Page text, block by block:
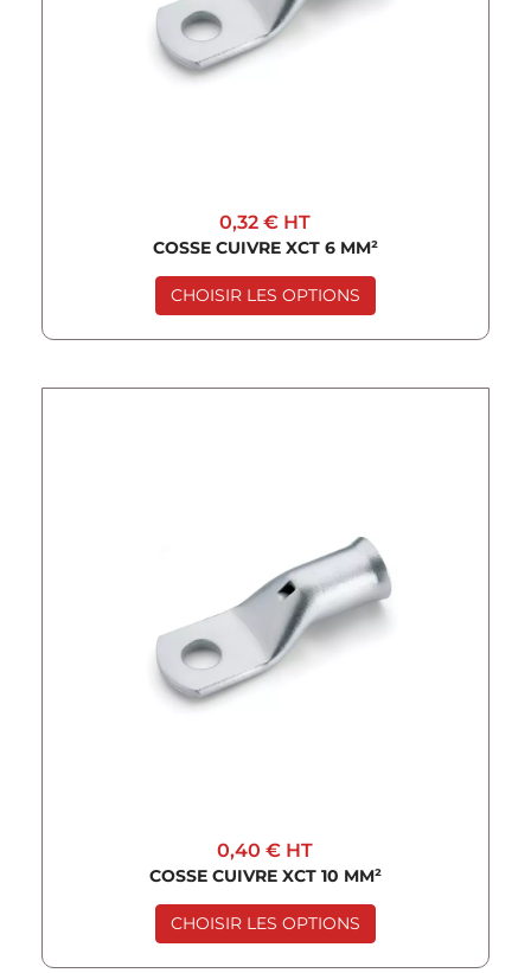
0,32 € HT
COSSE CUIVRE XCT 6 MM²
CHOISIR LES OPTIONS
0,40 € HT
COSSE CUIVRE XCT 10 MM²
CHOISIR LES OPTIONS